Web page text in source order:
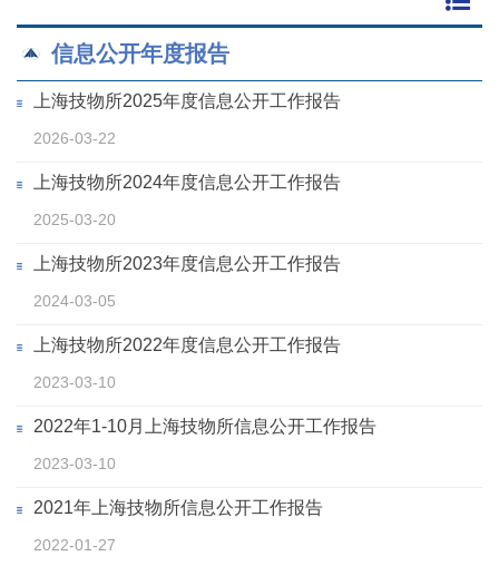
信息公开年度报告
上海技物所2025年度信息公开工作报告
2026-03-22
上海技物所2024年度信息公开工作报告
2025-03-20
上海技物所2023年度信息公开工作报告
2024-03-05
上海技物所2022年度信息公开工作报告
2023-03-10
2022年1-10月上海技物所信息公开工作报告
2023-03-10
2021年上海技物所信息公开工作报告
2022-01-27